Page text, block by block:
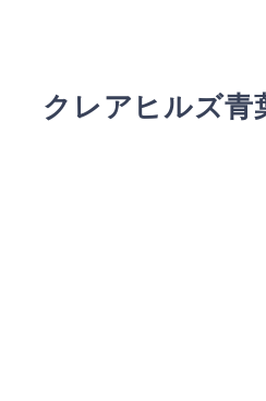
クレアヒルズ青